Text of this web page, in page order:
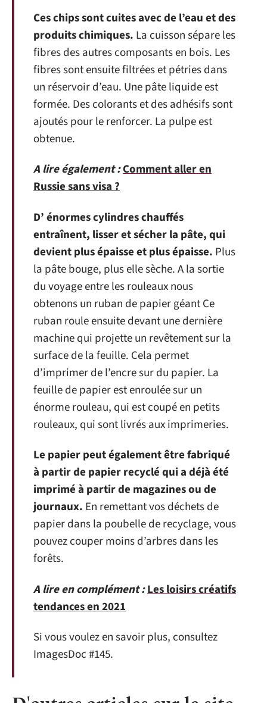
Ces chips sont cuites avec de l’eau et des
produits chimiques. La cuisson sépare les
fibres des autres composants en bois. Les
fibres sont ensuite filtrées et pétries dans
un réservoir d’eau. Une pâte liquide est
formée. Des colorants et des adhésifs sont
ajoutés pour le renforcer. La pulpe est
obtenue.
A lire également :Comment aller en
Russie sans visa ?
D’ énormes cylindres chauffés
entraînent, lisser et sécher la pâte, qui
devient plus épaisse et plus épaisse. Plus
la pâte bouge, plus elle sèche. A la sortie
du voyage entre les rouleaux nous
obtenons un ruban de papier géant Ce
ruban roule ensuite devant une dernière
machine qui projette un revêtement sur la
surface de la feuille. Cela permet
d’imprimer de l’encre sur du papier. La
feuille de papier est enroulée sur un
énorme rouleau, qui est coupé en petits
rouleaux, qui sont livrés aux imprimeries.
Le papier peut également être fabriqué
à partir de papier recycléqui a déjà été
imprimé à partir de magazines ou de
journaux. En remettant vos déchets de
papier dans la poubelle de recyclage, vous
pouvez couper moins d’arbres dans les
forêts.
A lire en complément :Les loisirs créatifs
tendances en 2021
Si vous voulez en savoir plus, consultez
ImagesDoc #145.